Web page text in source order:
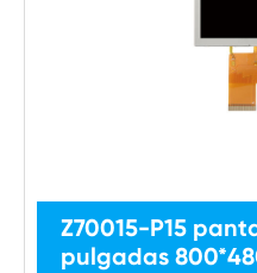
Z70015-P15
pulgadas